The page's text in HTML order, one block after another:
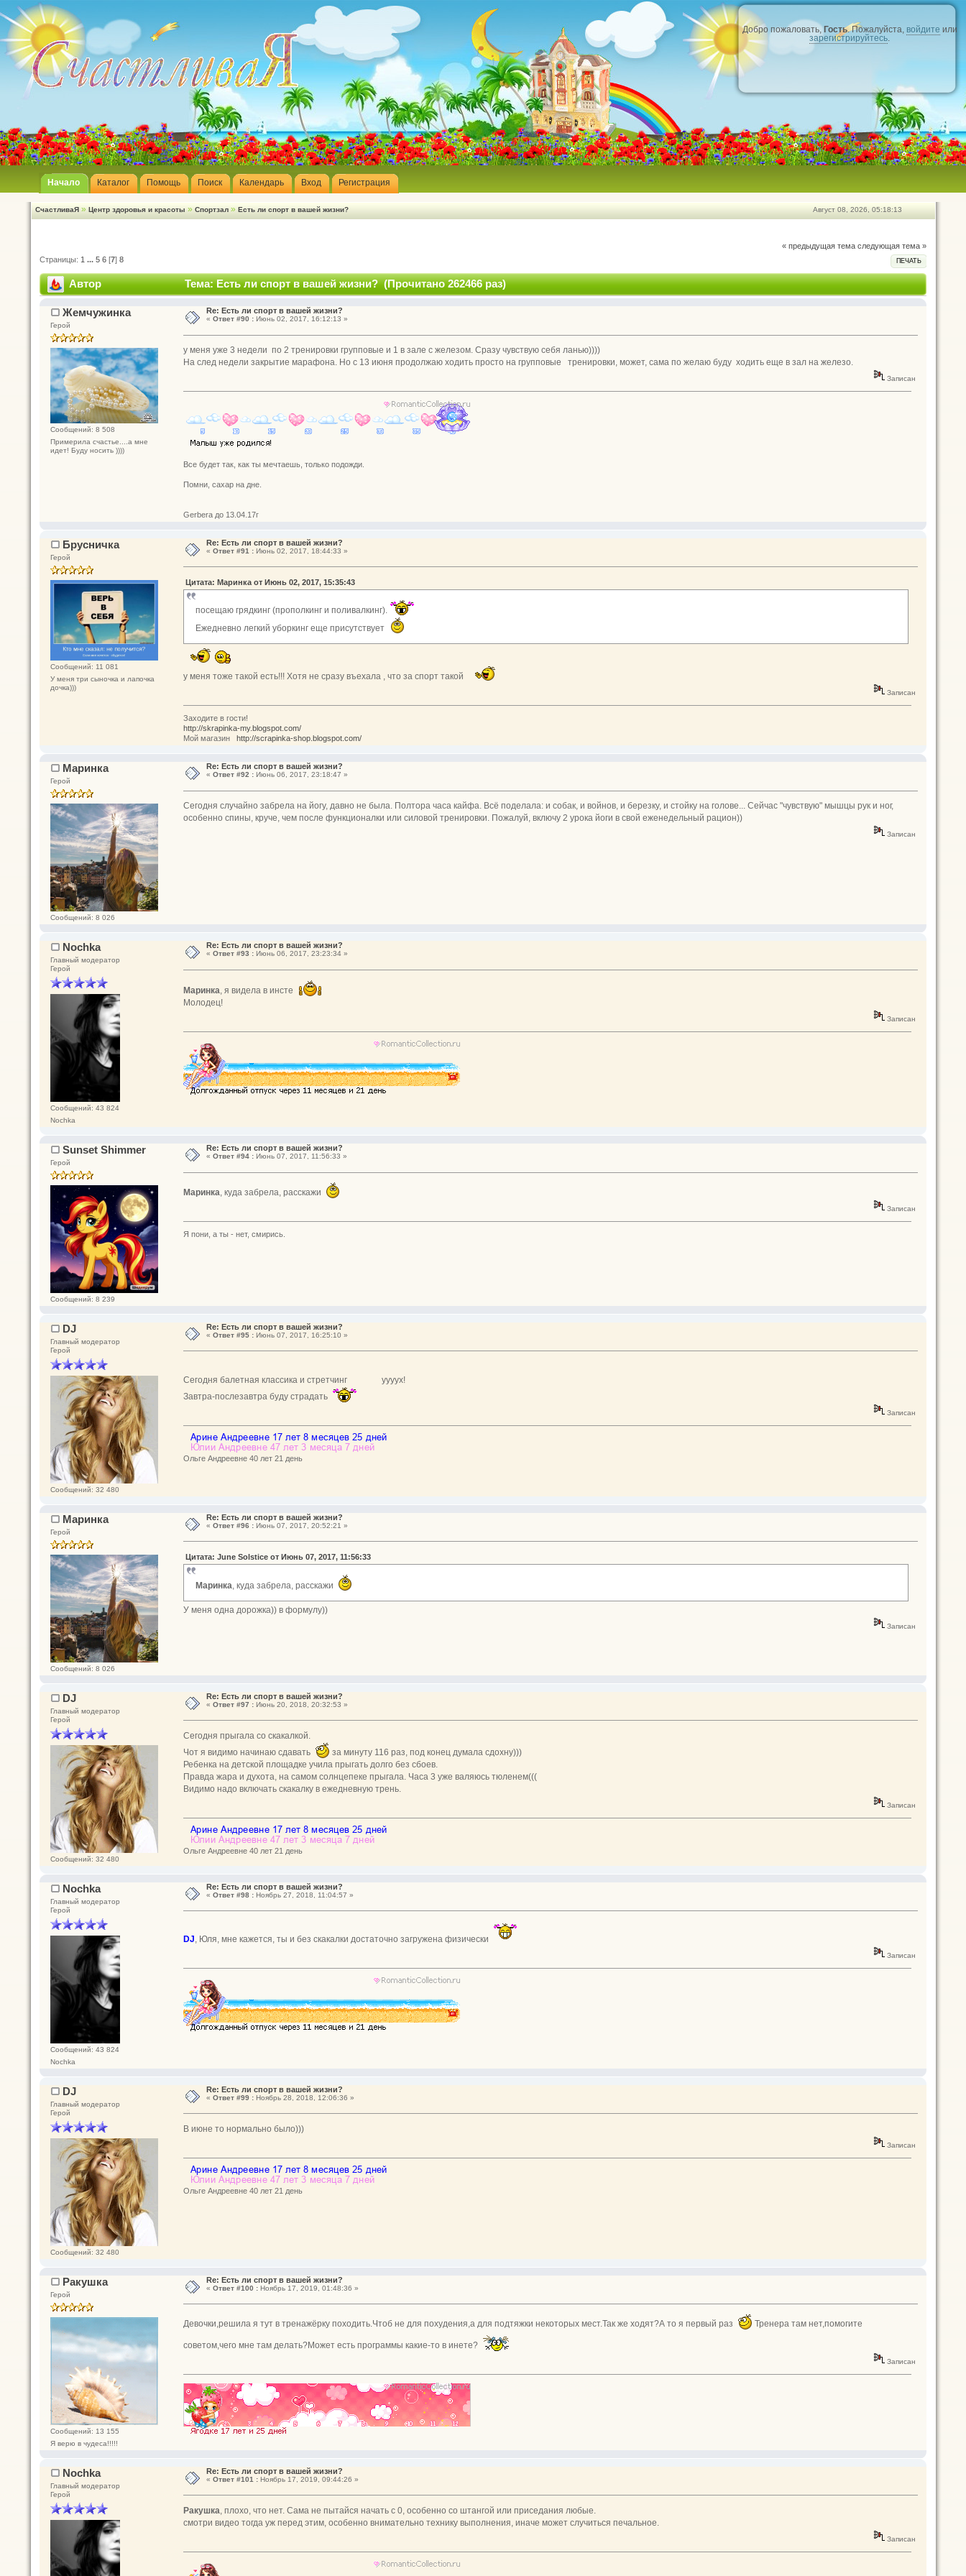
Добро пожаловать,Гость. Пожалуйста, войдите или
зарегистрируйтесь.
Начало Каталог Помощь Поиск Календарь Вход Регистрация
Август 08, 2026, 05:18:13
СчастливаЯ » Центр здоровья и красоты » Спортзал » Есть ли спорт в вашей жизни?
« предыдущая тема следующая тема »
ПЕЧАТЬ
Страницы: 1 ... 5 6 [7] 8
Автор Тема: Есть ли спорт в вашей жизни? (Прочитано 262466 раз)
Жемчужинка
Герой
Сообщений: 8 508
Примерила счастье....а мне
идет! Буду носить ))))
Re: Есть ли спорт в вашей жизни?
« Ответ #90 :Июнь 02, 2017, 16:12:13 »
у меня уже 3 недели по 2 тренировки групповые и 1 в зале с железом. Сразу чувствую себя ланью))))
На след недели закрытие марафона. Но с 13 июня продолжаю ходить просто на групповые тренировки, может, сама по желаю буду ходить еще в зал на железо.
Записан
Все будет так, как ты мечтаешь, только подожди.
Помни, сахар на дне.
Gerbera до 13.04.17г
Брусничка
Герой
Сообщений: 11 081
У меня три сыночка и лапочка
дочка)))
Re: Есть ли спорт в вашей жизни?
« Ответ #91 :Июнь 02, 2017, 18:44:33 »
Цитата: Маринка от Июнь 02, 2017, 15:35:43
посещаю грядкинг (прополкинг и поливалкинг).
Ежедневно легкий уборкинг еще присутствует
у меня тоже такой есть!!! Хотя не сразу въехала , что за спорт такой
Записан
Заходите в гости!
http://skrapinka-my.blogspot.com/
Мой магазин http://scrapinka-shop.blogspot.com/
Маринка
Герой
Сообщений: 8 026
Re: Есть ли спорт в вашей жизни?
« Ответ #92 :Июнь 06, 2017, 23:18:47 »
Сегодня случайно забрела на йогу, давно не была. Полтора часа кайфа. Всё поделала: и собак, и войнов, и березку, и стойку на голове... Сейчас "чувствую" мышцы рук и ног,
особенно спины, круче, чем после функционалки или силовой тренировки. Пожалуй, включу 2 урока йоги в свой еженедельный рацион))
Записан
Nochka
Главный модератор
Герой
Сообщений: 43 824
Nochka
Re: Есть ли спорт в вашей жизни?
« Ответ #93 :Июнь 06, 2017, 23:23:34 »
Маринка, я видела в инсте
Молодец!
Записан
Sunset Shimmer
Герой
Сообщений: 8 239
Re: Есть ли спорт в вашей жизни?
« Ответ #94 :Июнь 07, 2017, 11:56:33 »
Маринка, куда забрела, расскажи
Записан
Я пони, а ты - нет, смирись.
DJ
Главный модератор
Герой
Сообщений: 32 480
Re: Есть ли спорт в вашей жизни?
« Ответ #95 :Июнь 07, 2017, 16:25:10 »
Сегодня балетная классика и стретчинг
уууух!
Завтра-послезавтра буду страдать
Записан
Ольге Андреевне 40 лет 21 день
Маринка
Герой
Сообщений: 8 026
Re: Есть ли спорт в вашей жизни?
« Ответ #96 :Июнь 07, 2017, 20:52:21 »
Цитата: June Solstice от Июнь 07, 2017, 11:56:33
Маринка, куда забрела, расскажи
У меня одна дорожка)) в формулу))
Записан
DJ
Главный модератор
Герой
Сообщений: 32 480
Re: Есть ли спорт в вашей жизни?
« Ответ #97 :Июнь 20, 2018, 20:32:53 »
Сегодня прыгала со скакалкой.
Чот я видимо начинаю сдавать
за минуту 116 раз, под конец думала сдохну)))
Ребенка на детской площадке учила прыгать долго без сбоев.
Правда жара и духота, на самом солнцепеке прыгала. Часа 3 уже валяюсь тюленем(((
Видимо надо включать скакалку в ежедневную трень.
Записан
Ольге Андреевне 40 лет 21 день
Nochka
Главный модератор
Герой
Сообщений: 43 824
Nochka
Re: Есть ли спорт в вашей жизни?
« Ответ #98 :Ноябрь 27, 2018, 11:04:57 »
DJ, Юля, мне кажется, ты и без скакалки достаточно загружена физически
Записан
DJ
Главный модератор
Герой
Сообщений: 32 480
Re: Есть ли спорт в вашей жизни?
« Ответ #99 :Ноябрь 28, 2018, 12:06:36 »
В июне то нормально было)))
Записан
Ольге Андреевне 40 лет 21 день
Ракушка
Герой
Сообщений: 13 155
Я верю в чудеса!!!!!
Re: Есть ли спорт в вашей жизни?
« Ответ #100 :Ноябрь 17, 2019, 01:48:36 »
Девочки,решила я тут в тренажёрку походить.Чтоб не для похудения,а для подтяжки некоторых мест.Так же ходят?А то я первый раз Тренера там нет,помогите
советом,чего мне там делать?Может есть программы какие-то в инете?
Записан
Nochka
Главный модератор
Герой
Re: Есть ли спорт в вашей жизни?
« Ответ #101 :Ноябрь 17, 2019, 09:44:26 »
Ракушка , плохо, что нет. Сама не пытайся начать с 0, особенно со штангой или приседания любые.
смотри видео тогда уж перед этим, особенно внимательно технику выполнения, иначе может случиться печальное.
Записан